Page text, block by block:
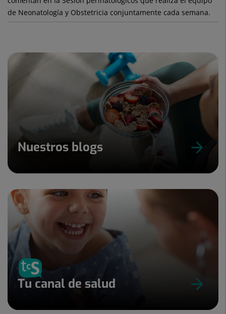
de Neonatología y Obstetricia conjuntamente cada semana.
Nuestros blogs
Tu canal de salud